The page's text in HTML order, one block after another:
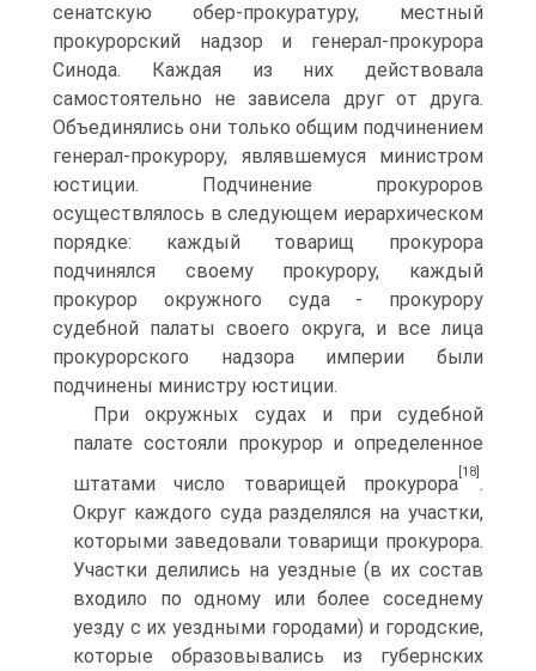
сенатскую обер-прокуратуру, местный
прокурорский надзор и генерал-прокурора
Синода. Каждая из них действовала
самостоятельно не зависела друг от друга.
Объединялись они только общим подчинением
генерал-прокурору, являвшемуся министром
юстиции. Подчинение прокуроров
осуществлялось в следующем иерархическом
порядке: каждый товарищ прокурора
подчинялся своему прокурору, каждый
прокурор окружного суда - прокурору
судебной палаты своего округа, и все лица
прокурорского надзора империи были
подчинены министру юстиции.
При окружных судах и при судебной
палате состояли прокурор и определенное
штатами число товарищей прокурора
[18]
.
Округ каждого суда разделялся на участки,
которыми заведовали товарищи прокурора.
Участки делились на уездные (в их состав
входило по одному или более соседнему
уезду с их уездными городами) и городские,
которые образовывались из губернских